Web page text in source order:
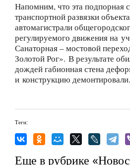
Напомним, что эта подпорная
транспортной развязки
автомагистрали
регулируемого движения на
Санаторная – мостовой
Золотой Рог». В результате
дождей габионная стена
и конструкцию демонтировали.
Теги:
Еще в рубрике